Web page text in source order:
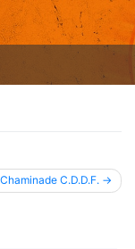
C.D.D.F.